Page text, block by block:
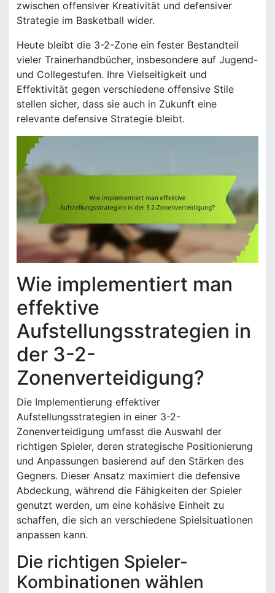
zwischen offensiver Kreativität und defensiver
Strategie im Basketball wider.
Heute bleibt die 3-2-Zone ein fester Bestandteil
vieler Trainerhandbücher, insbesondere auf Jugend-
und Collegestufen. Ihre Vielseitigkeit und
Effektivität gegen verschiedene offensive Stile
stellen sicher, dass sie auch in Zukunft eine
relevante defensive Strategie bleibt.
Wie implementiert man
effektive
Aufstellungsstrategien in
der 3-2-
Zonenverteidigung?
Die Implementierung effektiver
Aufstellungsstrategien in einer 3-2-
Zonenverteidigung umfasst die Auswahl der
richtigen Spieler, deren strategische Positionierung
und Anpassungen basierend auf den Stärken des
Gegners. Dieser Ansatz maximiert die defensive
Abdeckung, während die Fähigkeiten der Spieler
genutzt werden, um eine kohäsive Einheit zu
schaffen, die sich an verschiedene Spielsituationen
anpassen kann.
Die richtigen Spieler-
Kombinationen wählen